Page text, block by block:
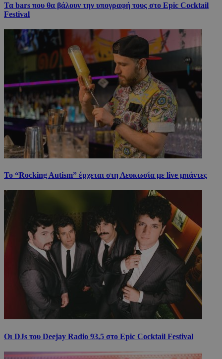
Τα bars που θα βάλουν την υπογραφή τους στο Epic Cocktail
Festival
Το “Rocking Autism” έρχεται στη Λευκωσία με live μπάντες
Οι DJs του Deejay Radio 93,5 στο Epic Cocktail Festival